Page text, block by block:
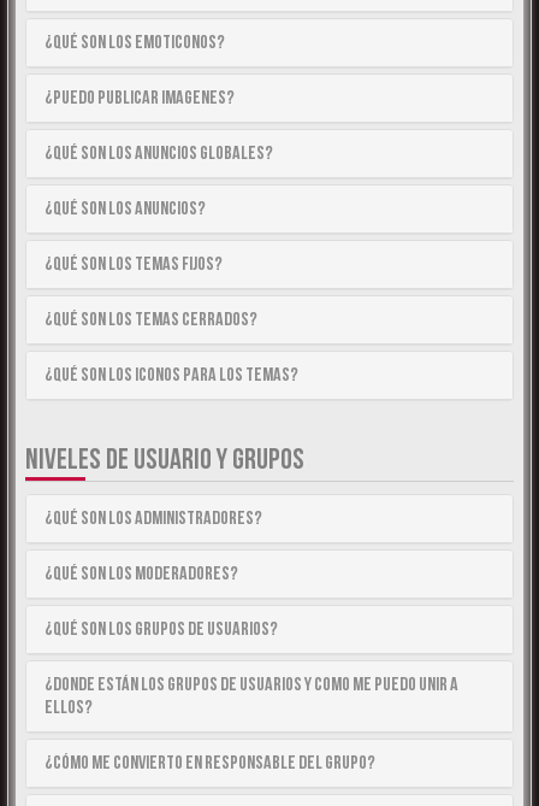
¿Qué son los emoticonos?
¿Puedo publicar imagenes?
¿Qué son los anuncios globales?
¿Qué son los anuncios?
¿Qué son los temas fijos?
¿Qué son los temas cerrados?
¿Qué son los iconos para los temas?
NIVELES DE USUARIO Y GRUPOS
¿Qué son los Administradores?
¿Qué son los Moderadores?
¿Qué son los Grupos de Usuarios?
¿Donde están los Grupos de Usuarios y como me puedo unir a
ellos?
¿Cómo me convierto en Responsable del Grupo?